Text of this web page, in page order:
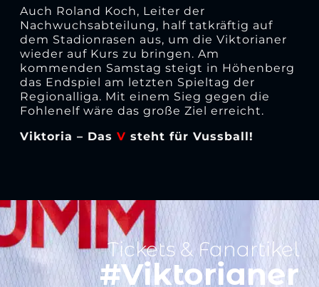
Auch Roland Koch, Leiter der
Nachwuchsabteilung, half tatkräftig auf
dem Stadionrasen aus, um die Viktorianer
wieder auf Kurs zu bringen. Am
kommenden Samstag steigt in Höhenberg
das Endspiel am letzten Spieltag der
Regionalliga. Mit einem Sieg gegen die
Fohlenelf wäre das große Ziel erreicht.
Viktoria – Das V steht für Vussball!
Tickets & Fanartikel
#Viktorianer